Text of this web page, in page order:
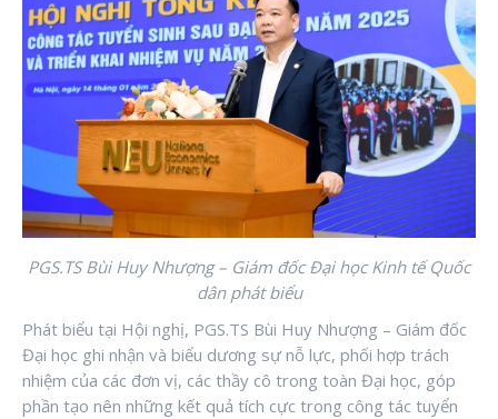
PGS.TS Bùi Huy Nhượng – Giám đốc Đại học Kinh tế Quốc
dân phát biểu
Phát biểu tại Hội nghị, PGS.TS Bùi Huy Nhượng – Giám đốc
Đại học ghi nhận và biểu dương sự nỗ lực, phối hợp trách
nhiệm của các đơn vị, các thầy cô trong toàn Đại học, góp
phần tạo nên những kết quả tích cực trong công tác tuyển